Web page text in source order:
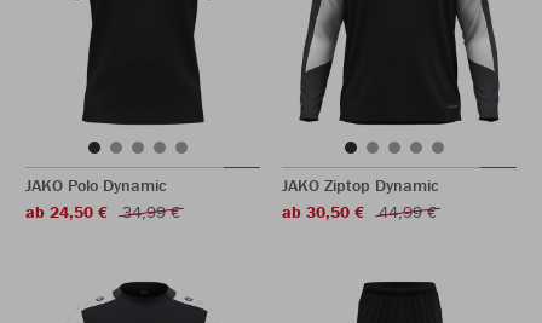
JAKO Polo Dynamic
ab 24,50 €
34,99 €
JAKO Ziptop Dynamic
ab 30,50 €
44,99 €